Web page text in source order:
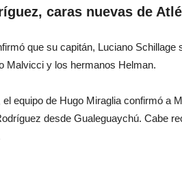
caras nuevas de
que su capitán, Luciano Schillage
Malvicci y los hermanos Helman.
equipo de Hugo Miraglia confirmó a
desde Gualeguaychú. Cabe